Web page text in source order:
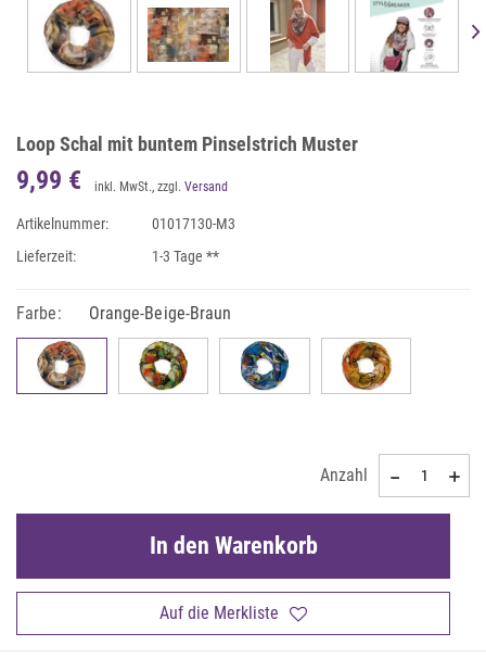
Loop Schal mit buntem Pinselstrich Muster
9,99 € inkl. MwSt., zzgl. Versand
Artikelnummer:
01017130-M3
Lieferzeit:
1-3 Tage **
Farbe: Orange-Beige-Braun
Anzahl
Auf die Merkliste
In den Warenkorb